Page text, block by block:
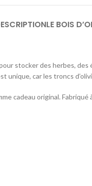
LE BOIS
stocker des herbes,
car les troncs
cadeau original.